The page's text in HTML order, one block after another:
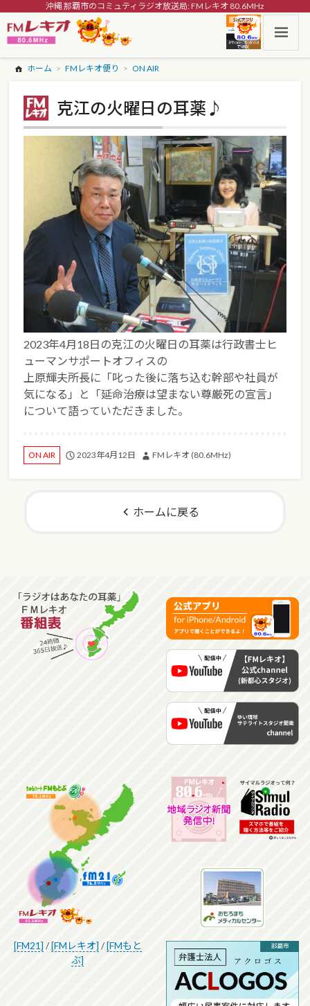
沖縄 那覇市のコミュティラジオ放送局: FMレキオ 80.6MHz
ホーム FMレキオ便り ON AIR
克江の火曜日の耳薬♪
2023年4月18日の克江の火曜日の耳薬は行政書士ヒ
ューマンサポートオフィスの
上原輝夫所長に「叱った後に落ち込む幹部や社員が
気になる」と「延命治療は望まない尊厳死の宣言」
について語っていただきました。
ON AIR 2023年4月12日 FMレキオ (80.6MHz)
ホームに戻る
[FM21] /[FMレキオ] /[FMもと
ぶ]